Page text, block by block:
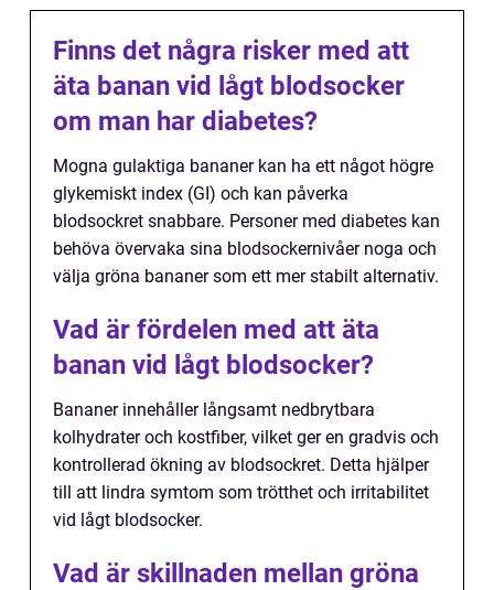
Finns det några risker med att
äta banan vid lågt blodsocker
om man har diabetes?
Mogna gulaktiga bananer kan ha ett något högre
glykemiskt index (GI) och kan påverka
blodsockret snabbare. Personer med diabetes kan
behöva övervaka sina blodsockernivåer noga och
välja gröna bananer som ett mer stabilt alternativ.
Vad är fördelen med att äta
banan vid lågt blodsocker?
Bananer innehåller långsamt nedbrytbara
kolhydrater och kostfiber, vilket ger en gradvis och
kontrollerad ökning av blodsockret. Detta hjälper
till att lindra symtom som trötthet och irritabilitet
vid lågt blodsocker.
Vad är skillnaden mellan gröna